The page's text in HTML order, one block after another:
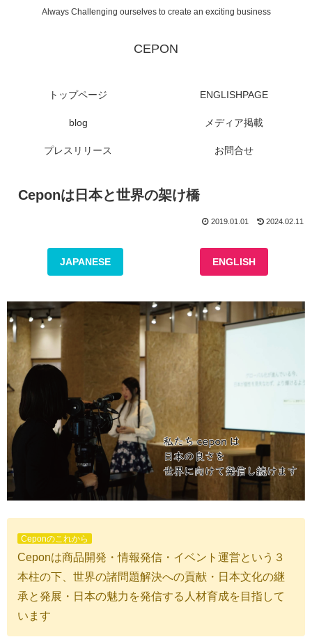
Always Challenging ourselves to create an exciting business
CEPON
トップページ ENGLISHPAGE
blog メディア掲載
プレスリリース お問合せ
Ceponは日本と世界の架け橋
2019.01.01 2024.02.11
JAPANESE ENGLISH
Ceponのこれから
Ceponは商品開発・情報発信・イベント運営という３
本柱の下、世界の諸問題解決への貢献・日本文化の継
承と発展・日本の魅力を発信する人材育成を目指して
います